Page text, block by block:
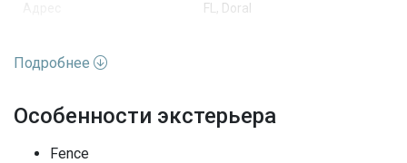
FL, Doral
Подробнее
Особенности экстерьера
Fence